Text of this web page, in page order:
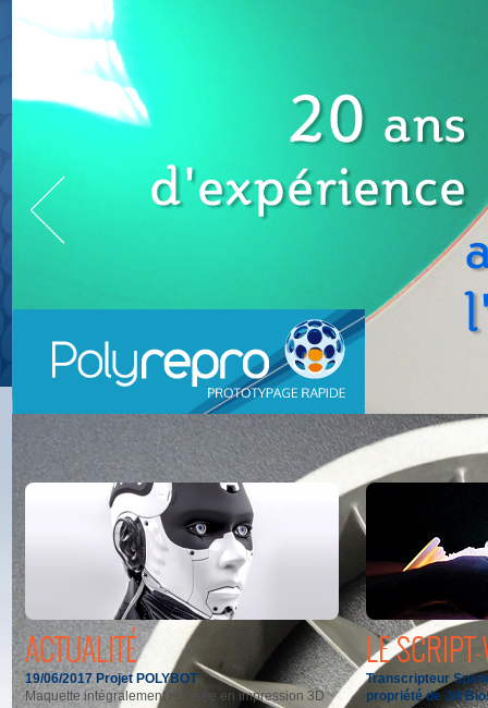
SOCIÉTÉ PRESTATIONS ACTUALITÉS CONTACTS
ACTUALITÉ
19/06/2017Projet POLYBOT
Maquette intégralement réalisée en impression 3D
LE
Transcripteur
propriété de Jill